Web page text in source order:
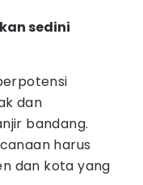
sedini
dan
bandang.
harus
dan kota yang